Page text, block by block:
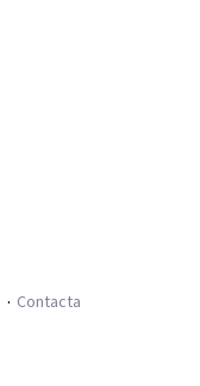
Contacta